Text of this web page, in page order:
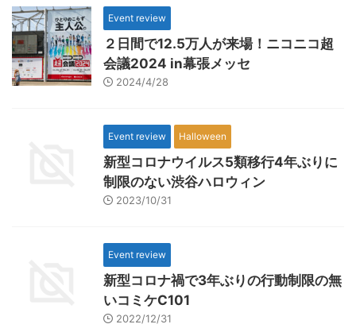
へと移っていく傾向にあります。
ストリート・チョコメイドは、
2016年2月にバレンタインの期間
限定で公開された概念礼装になり
ます。 カードイラス ...
ら始める異世界生活」のアニメ第
2期の製作決 ...
Event review
２日間で12.5万人が来場！ニコニコ超
会議2024 in幕張メッセ
2024/4/28
Event review Halloween
新型コロナウイルス5類移行4年ぶりに
制限のない渋谷ハロウィン
2023/10/31
Event review
新型コロナ禍で3年ぶりの行動制限の無
いコミケC101
2022/12/31